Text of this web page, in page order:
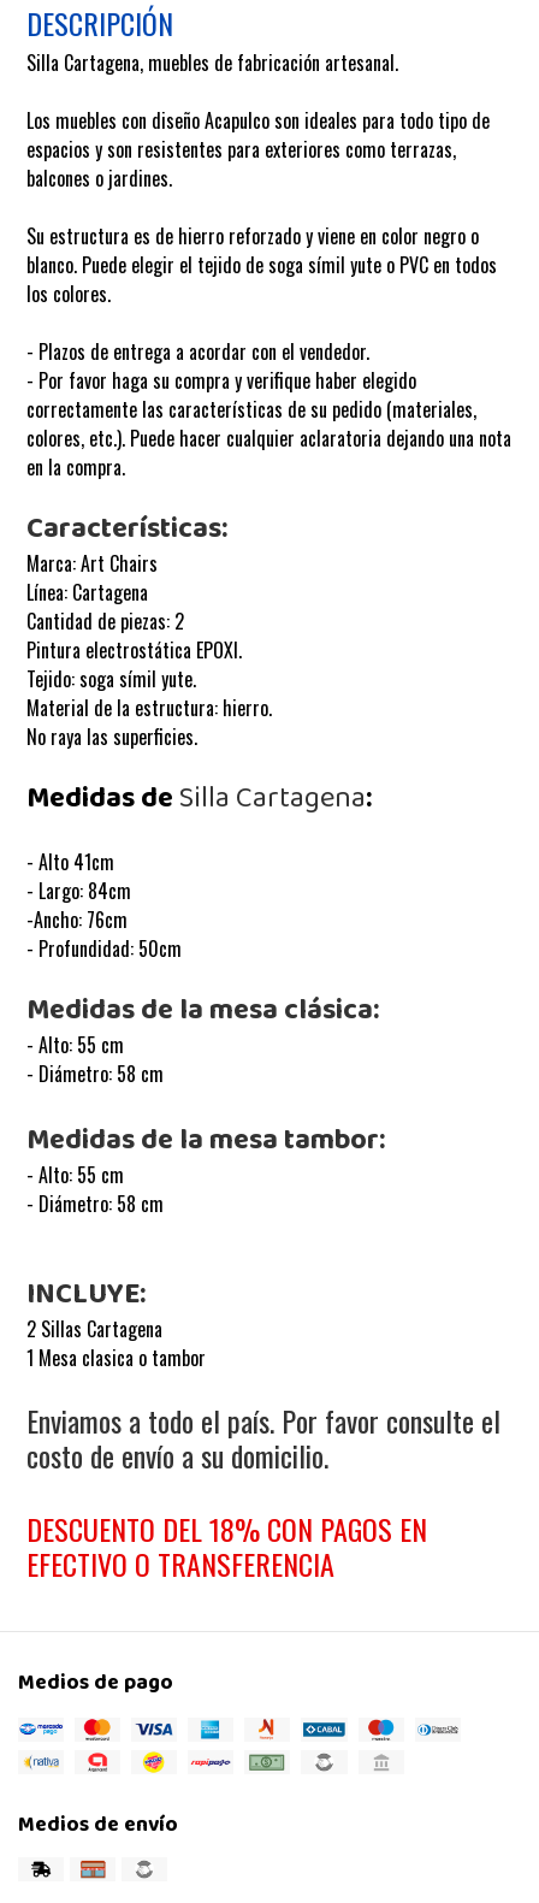
DESCRIPCIÓN
Silla Cartagena, muebles de fabricación artesanal.
Los muebles con diseño Acapulco son ideales para todo tipo de
espacios y son resistentes para exteriores como terrazas,
balcones o jardines.
Su estructura es de hierro reforzado y viene en color negro o
blanco. Puede elegir el tejido de soga símil yute o PVC en todos
los colores.
- Plazos de entrega a acordar con el vendedor.
- Por favor haga su compra y verifique haber elegido
correctamente las características de su pedido (materiales,
colores, etc.). Puede hacer cualquier aclaratoria dejando una nota
en la compra.
Características:
Marca: Art Chairs
Línea: Cartagena
Cantidad de piezas: 2
Pintura electrostática EPOXI.
Tejido: soga símil yute.
Material de la estructura: hierro.
No raya las superficies.
Medidas deSilla Cartagena:
- Alto 41cm
- Largo: 84cm
-Ancho: 76cm
- Profundidad: 50cm
Medidas de la mesa clásica:
- Alto: 55 cm
- Diámetro: 58 cm
Medidas de la mesa tambor:
- Alto: 55 cm
- Diámetro: 58 cm
INCLUYE:
2 Sillas Cartagena
1 Mesa clasica o tambor
Enviamos a todo el país. Por favor consulte el
costo de envío a su domicilio.
DESCUENTO DEL 18% CON PAGOS EN
EFECTIVO O TRANSFERENCIA
Medios de pago
Medios de envío